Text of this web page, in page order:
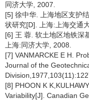
同济大学, 2007.
[5] 徐中华. 上海地区支护
状研究[D]. 上海:上海交通
[6] 王 蓉. 软土地区地铁深
上海:同济大学, 2008.
[7] VANMARCKE E H.
Journal of the
[8] PHOON K
Variability[J]. Canadian